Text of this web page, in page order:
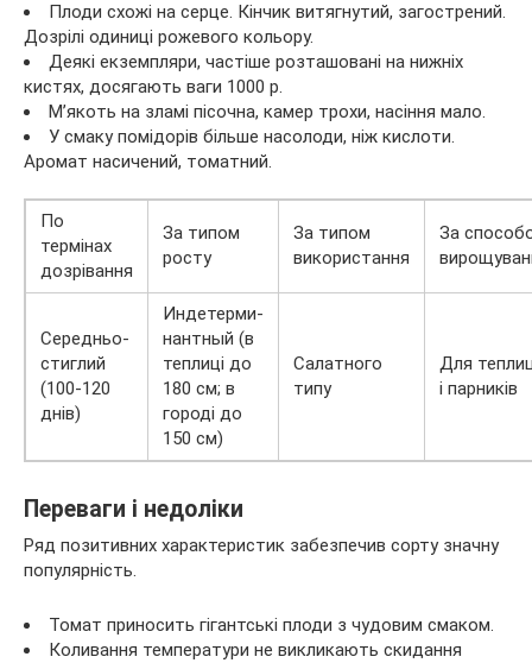
Плоди схожі на серце. Кінчик витягнутий, загострений.
Дозрілі одиниці рожевого кольору.
Деякі екземпляри, частіше розташовані на нижніх
кистях, досягають ваги 1000 р.
М’якоть на зламі пісочна, камер трохи, насіння мало.
У смаку помідорів більше насолоди, ніж кислоти.
Аромат насичений, томатний.
По
термінах
дозрівання
За типом
росту
За типом
використання
За
Середньо-
стиглий
(100-120
днів)
Индетерми-
нантный (в
теплиці до
180 см; в
городі до
150 см)
Салатного
типу
Для
і парників
Переваги і недоліки
Ряд позитивних характеристик забезпечив сорту значну
популярність.
Томат приносить гігантські плоди з чудовим смаком.
Коливання температури не викликають скидання